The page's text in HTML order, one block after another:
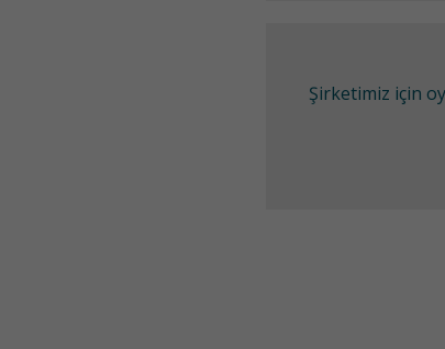
Şirketimiz için